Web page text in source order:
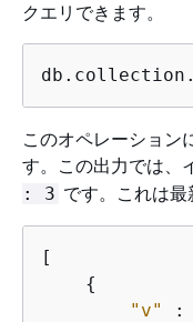
クエリできます。
このオペレーション
す。この出力では、
: 3 です。これは最
[
{
"v"
: